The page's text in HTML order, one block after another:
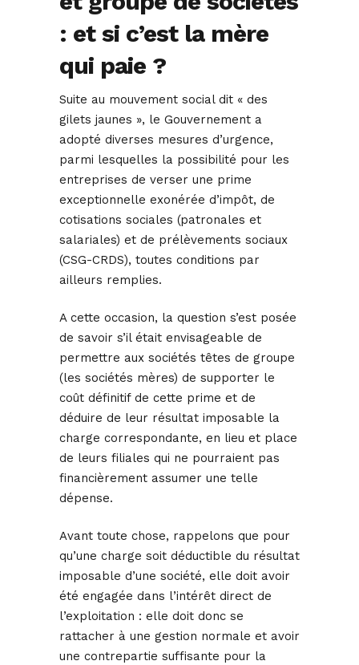
: et si c’est la mère
qui paie ?
Suite au mouvement social dit « des
gilets jaunes », le Gouvernement a
adopté diverses mesures d’urgence,
parmi lesquelles la possibilité pour les
entreprises de verser une prime
exceptionnelle exonérée d’impôt, de
cotisations sociales (patronales et
salariales) et de prélèvements sociaux
(CSG-CRDS), toutes conditions par
ailleurs remplies.
A cette occasion, la question s’est posée
de savoir s’il était envisageable de
permettre aux sociétés têtes de groupe
(les sociétés mères) de supporter le
coût définitif de cette prime et de
déduire de leur résultat imposable la
charge correspondante, en lieu et place
de leurs filiales qui ne pourraient pas
financièrement assumer une telle
dépense.
Avant toute chose, rappelons que pour
qu’une charge soit déductible du résultat
imposable d’une société, elle doit avoir
été engagée dans l’intérêt direct de
l’exploitation : elle doit donc se
rattacher à une gestion normale et avoir
une contrepartie suffisante pour la